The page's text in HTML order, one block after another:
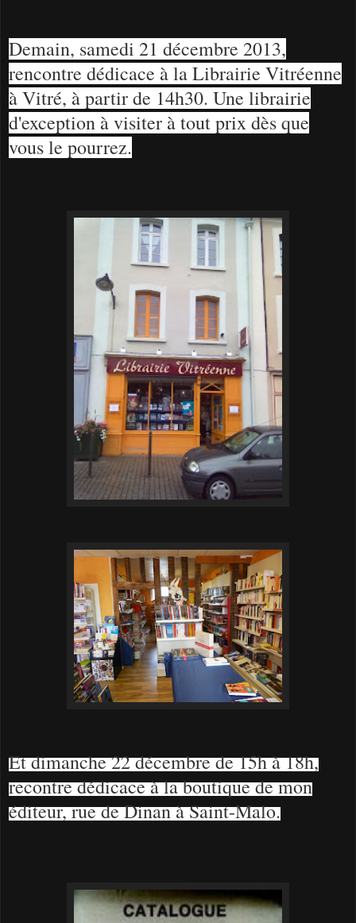
Demain, samedi 21 décembre 2013,
rencontre dédicace à la Librairie Vitréenne
à Vitré, à partir de 14h30. Une librairie
d'exception à visiter à tout prix dès que
vous le pourrez.
Et dimanche 22 décembre de 15h à 18h,
recontre dédicace à la boutique de mon
éditeur, rue de Dinan à Saint-Malo.